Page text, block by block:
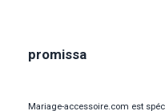
promissa
Mariage-accessoire.com est